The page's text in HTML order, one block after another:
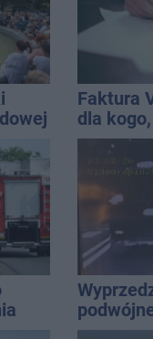
Faktura
dla
przed